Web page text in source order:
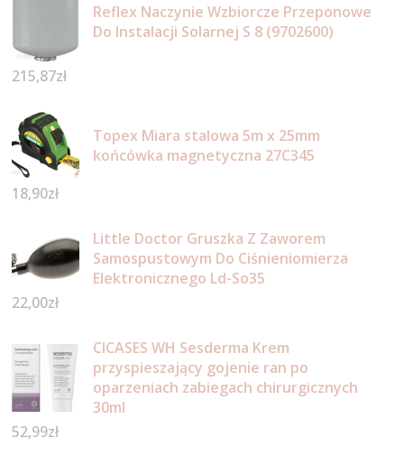
Reflex Naczynie Wzbiorcze Przeponowe
Do Instalacji Solarnej S 8 (9702600)
215,87zł
Topex Miara stalowa 5m x 25mm
końcówka magnetyczna 27C345
18,90zł
Little Doctor Gruszka Z Zaworem
Samospustowym Do Ciśnieniomierza
Elektronicznego Ld-So35
22,00zł
CICASES WH Sesderma Krem
przyspieszający gojenie ran po
oparzeniach zabiegach chirurgicznych
30ml
52,99zł